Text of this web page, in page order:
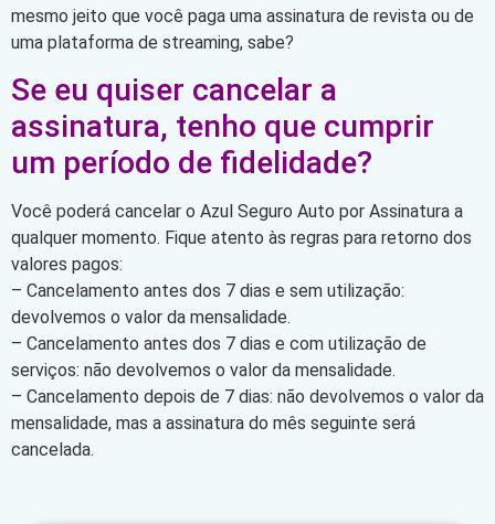
mesmo jeito que você paga uma assinatura de revista ou de
uma plataforma de streaming, sabe?
Se eu quiser cancelar a
assinatura, tenho que cumprir
um período de fidelidade?
Você poderá cancelar o Azul Seguro Auto por Assinatura a
qualquer momento. Fique atento às regras para retorno dos
valores pagos:
– Cancelamento antes dos 7 dias e sem utilização:
devolvemos o valor da mensalidade.
– Cancelamento antes dos 7 dias e com utilização de
serviços: não devolvemos o valor da mensalidade.
– Cancelamento depois de 7 dias: não devolvemos o valor da
mensalidade, mas a assinatura do mês seguinte será
cancelada.